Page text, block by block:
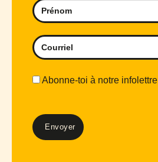
Abonne-toi à notre infolettre